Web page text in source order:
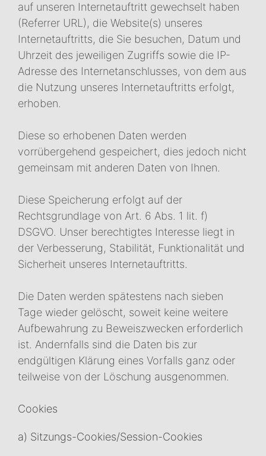
auf unseren Internetauftritt gewechselt haben
(Referrer URL), die Website(s) unseres
Internetauftritts, die Sie besuchen, Datum und
Uhrzeit des jeweiligen Zugriffs sowie die IP-
Adresse des Internetanschlusses, von dem aus
die Nutzung unseres Internetauftritts erfolgt,
erhoben.
Diese so erhobenen Daten werden
vorrübergehend gespeichert, dies jedoch nicht
gemeinsam mit anderen Daten von Ihnen.
Diese Speicherung erfolgt auf der
Rechtsgrundlage von Art. 6 Abs. 1 lit. f)
DSGVO. Unser berechtigtes Interesse liegt in
der Verbesserung, Stabilität, Funktionalität und
Sicherheit unseres Internetauftritts.
Die Daten werden spätestens nach sieben
Tage wieder gelöscht, soweit keine weitere
Aufbewahrung zu Beweiszwecken erforderlich
ist. Andernfalls sind die Daten bis zur
endgültigen Klärung eines Vorfalls ganz oder
teilweise von der Löschung ausgenommen.
Cookies
a) Sitzungs-Cookies/Session-Cookies